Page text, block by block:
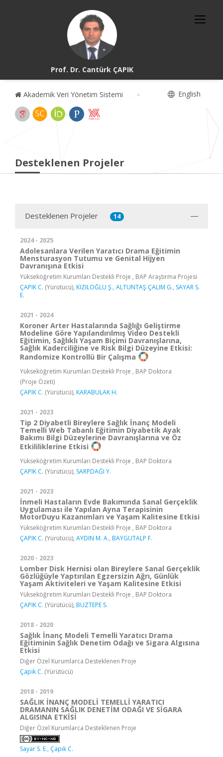
Prof. Dr. Cantürk ÇAPIK
Akademik Veri Yönetim Sistemi English
Desteklenen Projeler
Desteklenen Projeler 14
2024 - 2025
Adolesanlara Verilen Yaratıcı Drama Eğitimin
Mensturasyon Tutumu ve Genital Hijyen
Davranışına Etkisi
Yükseköğretim Kurumları Destekli Proje , BAP Araştırma Projesi
ÇAPIK C. (Yürütücü), KIZILOĞLU Ş., ALTUNTAŞ ÇALIM G., SAYAR S.
E.
2021 - 2024
Koroner Arter Hastalarında Sağlığı Geliştirme
Modeline Göre Yapılandırılmış Video Destekli
Eğitimin, Sağlıklı Yaşam Biçimi Davranışlarına,
Sağlık Kaderciliğine ve Risk Bilgi Düzeyine Etkisi:
Randomize Kontrollü Bir Çalışma
Yükseköğretim Kurumları Destekli Proje , BAP Doktora
(Proje Özeti)
ÇAPIK C. (Yürütücü), KARABULAK H.
2021 - 2023
Tip 2 Diyabetli Bireylere Sağlık İnanç Modeli
Temelli Web Tabanlı Eğitimin Diyabetik Ayak
Bakımı Bilgi Düzeylerine Davranışlarına ve Öz
Etkililiklerine Etkisi
Yükseköğretim Kurumları Destekli Proje , BAP Doktora
ÇAPIK C. (Yürütücü), SARPDAĞI Y.
2021 - 2023
İnmeli Hastaların Evde Bakımında Sanal Gerçeklik
Uygulaması ile Yapılan Ayna Terapisinin
MotorDuyu Kazanımları ve Yaşam Kalitesine Etkisi
Yükseköğretim Kurumları Destekli Proje , BAP Doktora
ÇAPIK C. (Yürütücü), AYDIN M. A., BAYGUTALP F.
2020 - 2023
Lomber Disk Hernisi olan Bireylere Sanal Gerçeklik
Gözlüğüyle Yaptırılan Egzersizin Ağrı, Günlük
Yaşam Aktiviteleri ve Yaşam Kalitesine Etkisi
Yükseköğretim Kurumları Destekli Proje , BAP Doktora
ÇAPIK C. (Yürütücü), BUZTEPE S.
2018 - 2020
Sağlık İnanç Modeli Temelli Yaratıcı Drama
Eğitiminin Sağlık Denetim Odağı ve Sigara Algısına
Etkisi
Diğer Özel Kurumlarca Desteklenen Proje
Çapık C. (Yürütücü)
2018 - 2019
SAĞLIK İNANÇ MODELİ TEMELLİ YARATICI
DRAMANIN SAĞLIK DENETİM ODAĞI VE SİGARA
ALGISINA ETKİSİ
Diğer Özel Kurumlarca Desteklenen Proje
Sayar S. E., Çapık C.